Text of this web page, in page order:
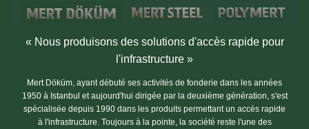
« Nous produisons des solutions d'accès rapide pour
l'infrastructure »
Mert Döküm, ayant débuté ses activités de fonderie dans les années
1950 à Istanbul et aujourd'hui dirigée par la deuxième génération, s'est
spécialisée depuis 1990 dans les produits permettant un accès rapide
à l'infrastructure. Toujours à la pointe, la société reste l'une des